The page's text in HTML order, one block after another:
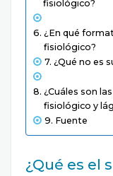
fisiológico?
¿En qué
fisiológico?
¿Qué no es
¿Cuáles son
fisiológico y
Fuente
¿Qué es el